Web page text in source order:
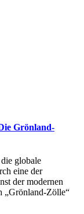
Grönland-
globale
eine der
der modernen
„Grönland-Zölle“